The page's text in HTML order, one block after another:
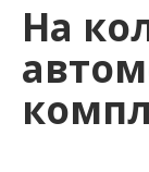
На